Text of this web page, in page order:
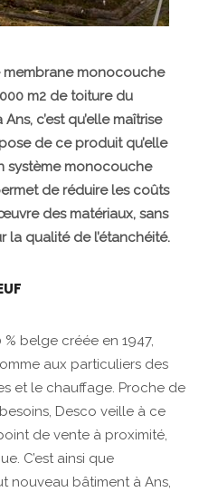
membrane monocouche
m2 de toiture du
c’est qu’elle maîtrise
de ce produit qu’elle
système monocouche
de réduire les coûts
des matériaux, sans
la qualité de l’étanchéité.
belge créée en 1947,
aux particuliers des
et le chauffage. Proche de
Desco veille à ce
de vente à proximité,
C’est ainsi que
nouveau bâtiment à Ans,